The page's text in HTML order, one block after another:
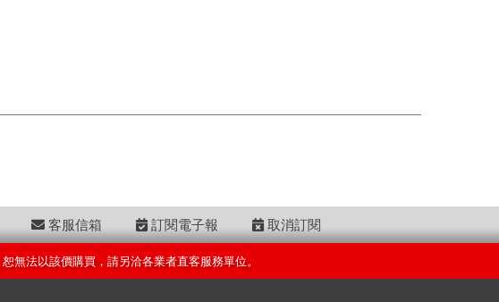
客服信箱 訂閱電子報 取消訂閱
無法以該價購買，請另洽各業者直客服務單位。